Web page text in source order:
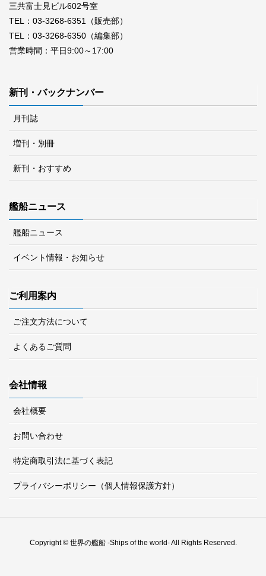
三共富士見ビル602号室
TEL：03-3268-6351（販売部）
TEL：03-3268-6350（編集部）
営業時間：平日9:00～17:00
新刊・バックナンバー
月刊誌
増刊・別冊
新刊・おすすめ
艦船ニュース
艦船ニュース
イベント情報・お知らせ
ご利用案内
ご注文方法について
よくあるご質問
会社情報
会社概要
お問い合わせ
特定商取引法に基づく表記
プライバシーポリシー（個人情報保護方針）
Copyright © 世界の艦船 -Ships of the world- All Rights Reserved.